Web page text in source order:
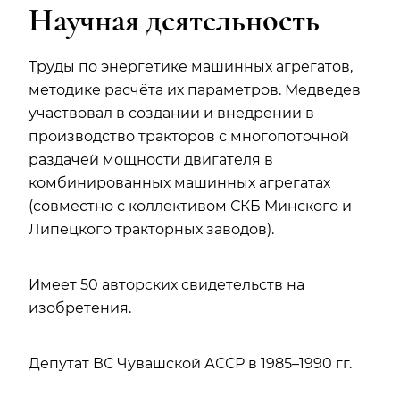
Научная деятельность
Труды по энергетике машинных агрегатов,
методике расчёта их параметров. Медведев
участвовал в создании и внедрении в
производство тракторов с многопоточной
раздачей мощности двигателя в
комбинированных машинных агрегатах
(совместно с коллективом СКБ Минского и
Липецкого тракторных заводов).
Имеет 50 авторских свидетельств на
изобретения.
Депутат ВС Чувашской АССР в 1985–1990 гг.